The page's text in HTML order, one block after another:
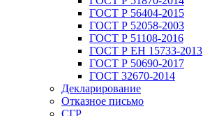
ГОСТ Р 56404-2015
ГОСТ Р 52058-2003
ГОСТ Р 51108-2016
ГОСТ Р ЕН 15733-2013
ГОСТ Р 50690-2017
ГОСТ 32670-2014
Декларирование
Отказное письмо
СГР